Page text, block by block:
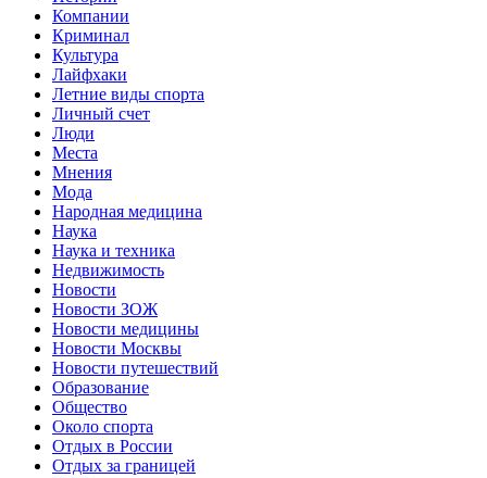
Компании
Криминал
Культура
Лайфхаки
Летние виды спорта
Личный счет
Люди
Места
Мнения
Мода
Народная медицина
Наука
Наука и техника
Недвижимость
Новости
Новости ЗОЖ
Новости медицины
Новости Москвы
Новости путешествий
Образование
Общество
Около спорта
Отдых в России
Отдых за границей